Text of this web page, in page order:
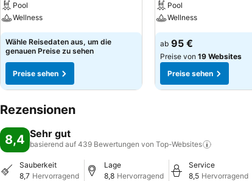
Pool
Wellness
Wähle Reisedaten aus, um die
genauen Preise zu sehen
Preise sehen
Pool
Wellness
ab 95 €
Preise von 19 Websites
Preise sehen
Rezensionen
8,4 Sehr gut
basierend auf 439 Bewertungen von Top-Websites
Sauberkeit
8,7 Hervorragend
Lage
8,8 Hervorragend
Service
8,5 Hervorragend